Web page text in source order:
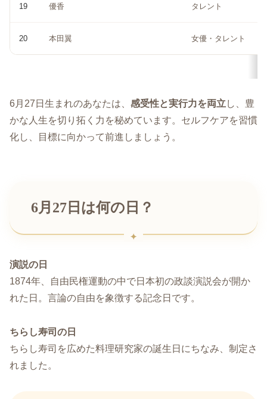
19 優香 タレント
20 本田翼 女優・タレント
6月27日生まれのあなたは、 感受性と実行力を両立し、豊
かな人生を切り拓く力を秘めています。セルフケアを習慣
化し、目標に向かって前進しましょう。
6月27日は何の日？
演説の日
1874年、自由民権運動の中で日本初の政談演説会が開か
れた日。言論の自由を象徴する記念日です。
ちらし寿司の日
ちらし寿司を広めた料理研究家の誕生日にちなみ、制定さ
れました。